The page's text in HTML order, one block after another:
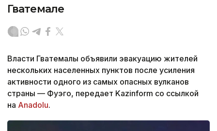
Гватемале
Власти Гватемалы объявили эвакуацию жителей
нескольких населенных пунктов после усиления
активности одного из самых опасных вулканов
страны — Фуэго, передает Kazinform со ссылкой
на Anadolu.